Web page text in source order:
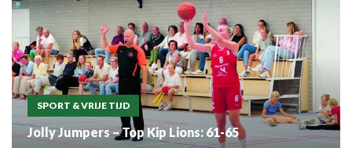
SPORT & VRIJE TIJD
Jolly Jumpers – Top Kip Lions: 61-65